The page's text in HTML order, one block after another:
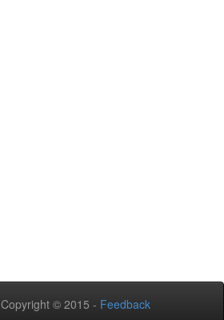
Copyright © 2015 - Feedback